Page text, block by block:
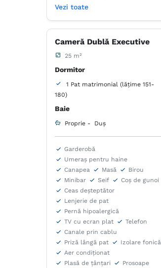
Vezi toate
Cameră Dublă Executive
25 m²
Dormitor
1 Pat matrimonial (lățime 151-
180)
Baie
Proprie - Duș
Garderobă
Umeraș pentru haine
Canapea
Masă
Birou
Minibar
Seif
Coș de gunoi
Ceas deșteptător
Lenjerie de pat
Pernă hipoalergică
TV cu ecran plat
Telefon
Canale prin cablu
Priză lângă pat
Izolare fonică
Aer condiţionat
Plasă de ţânţari
Prosoape